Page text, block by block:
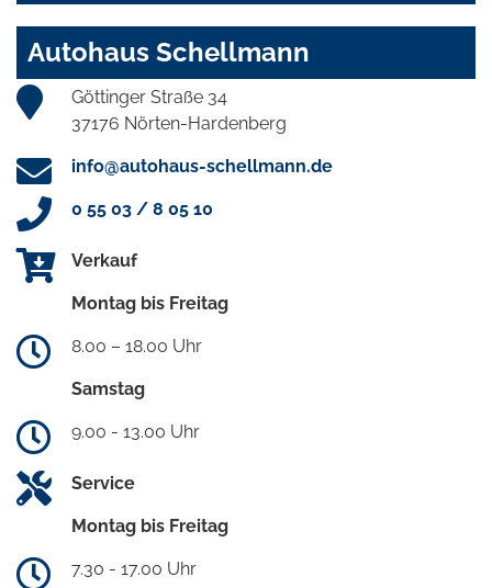
Autohaus Schellmann
Göttinger Straße 34
37176 Nörten-Hardenberg
info@autohaus-schellmann.de
0 55 03 / 8 05 10
Verkauf
Montag bis Freitag
8.00 – 18.00 Uhr
Samstag
9.00 - 13.00 Uhr
Service
Montag bis Freitag
7.30 - 17.00 Uhr